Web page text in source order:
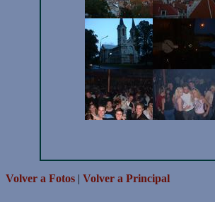
Volver a Fotos | Volver a Principal